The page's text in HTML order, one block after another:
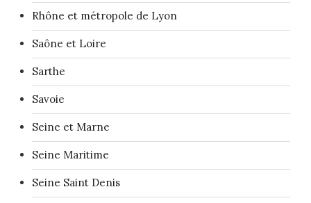
Rhône et métropole de Lyon
Saône et Loire
Sarthe
Savoie
Seine et Marne
Seine Maritime
Seine Saint Denis